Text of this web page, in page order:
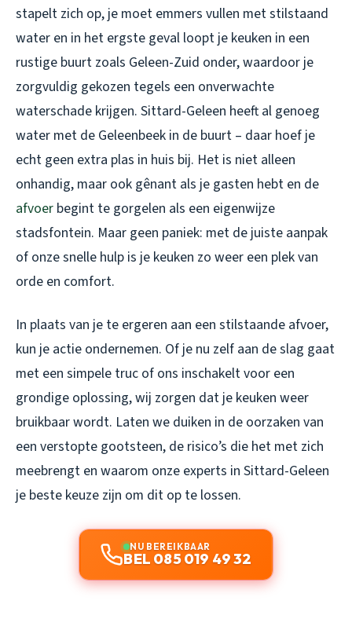
stapelt zich op, je moet emmers vullen met stilstaand
water en in het ergste geval loopt je keuken in een
rustige buurt zoals Geleen-Zuid onder, waardoor je
zorgvuldig gekozen tegels een onverwachte
waterschade krijgen. Sittard-Geleen heeft al genoeg
water met de Geleenbeek in de buurt – daar hoef je
echt geen extra plas in huis bij. Het is niet alleen
onhandig, maar ook gênant als je gasten hebt en de
afvoer begint te gorgelen als een eigenwijze
stadsfontein. Maar geen paniek: met de juiste aanpak
of onze snelle hulp is je keuken zo weer een plek van
orde en comfort.
In plaats van je te ergeren aan een stilstaande afvoer,
kun je actie ondernemen. Of je nu zelf aan de slag gaat
met een simpele truc of ons inschakelt voor een
grondige oplossing, wij zorgen dat je keuken weer
bruikbaar wordt. Laten we duiken in de oorzaken van
een verstopte gootsteen, de risico’s die het met zich
meebrengt en waarom onze experts in Sittard-Geleen
je beste keuze zijn om dit op te lossen.
NU BEREIKBAAR
BEL 085 019 49 32